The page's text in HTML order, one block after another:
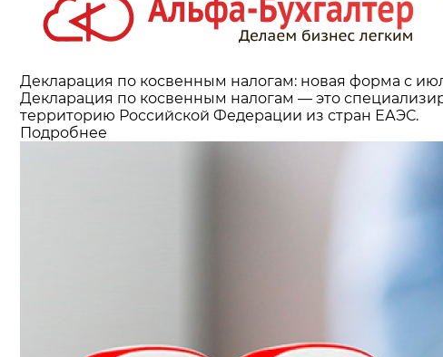
Декларация по косвенным налогам: новая форма с
Декларация по косвенным налогам — это
территорию Российской Федерации из стран ЕАЭС.
Подробнее